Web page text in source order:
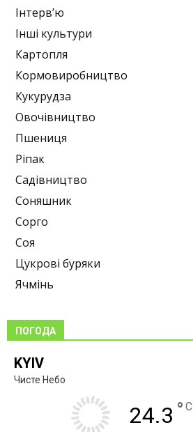
Інтерв’ю
Інші культури
Картопля
Кормовиробництво
Кукурудза
Овочівництво
Пшениця
Ріпак
Садівництво
Соняшник
Сорго
Соя
Цукрові буряки
Ячмінь
ПОГОДА
KYIV
Чисте Небо
24.3 ° C